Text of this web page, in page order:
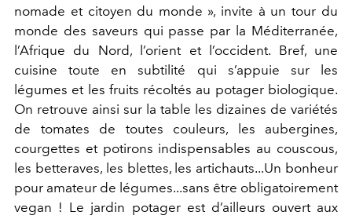
nomade et citoyen du monde », invite à un tour du
monde des saveurs qui passe par la Méditerranée,
l’Afrique du Nord, l’orient et l’occident. Bref, une
cuisine toute en subtilité qui s’appuie sur les
légumes et les fruits récoltés au potager biologique.
On retrouve ainsi sur la table les dizaines de variétés
de tomates de toutes couleurs, les aubergines,
courgettes et potirons indispensables au couscous,
les betteraves, les blettes, les artichauts...Un bonheur
pour amateur de légumes...sans être obligatoirement
vegan ! Le jardin potager est d’ailleurs ouvert aux